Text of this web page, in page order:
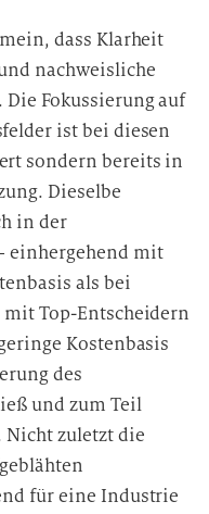
dass Klarheit
nachweisliche
Die Fokussierung auf
ist bei diesen
sondern bereits in
Dieselbe
in der
einhergehend mit
als bei
mit Top-Entscheidern
Kostenbasis
des
und zum Teil
Nicht zuletzt die
für eine Industrie